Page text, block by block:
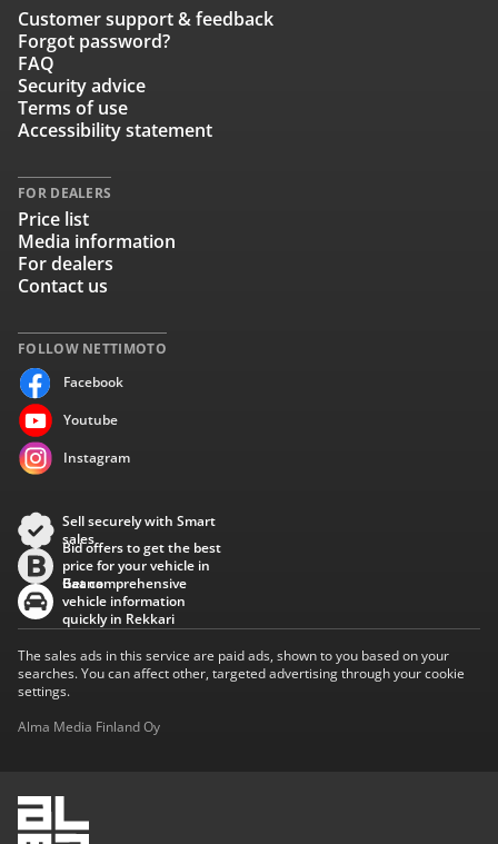
FOLLOW NETTIMOTO
Facebook
Youtube
Instagram
Customer support & feedback
Forgot password?
FAQ
Security advice
Terms of use
Accessibility statement
FOR DEALERS
Price list
Media information
For dealers
Contact us
Sell securely with Smart
sales
Bid offers to get the best
price for your vehicle in
Baana
Get comprehensive
vehicle information
quickly in Rekkari
The sales ads in this service are paid ads, shown to you based on your
searches. You can affect other, targeted advertising through your cookie
settings.
Alma Media Finland Oy